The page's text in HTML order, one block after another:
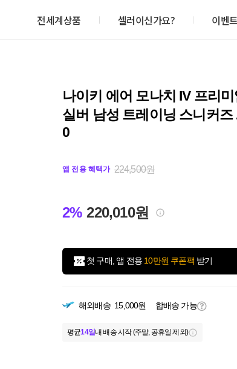
전세계상품 셀러이신가요? 이벤트
나이키 에어 모나치 IV 프리
실버 남성 트레이닝 스니커즈
0
앱 전용 혜택가 224,500원
2% 220,010원
첫 구매, 앱 전용 10만원 쿠폰팩 받기
해외배송 15,000원 합배송 가능
평균14일내 배송 시작 (주말, 공휴일 제외)